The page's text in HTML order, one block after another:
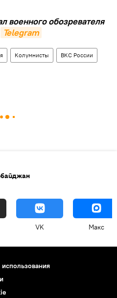
военного обозревателя
Telegram
Колумнисты ВКС России
VK Макс